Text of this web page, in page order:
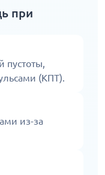
при
пустоты,
(КПТ).
из-за